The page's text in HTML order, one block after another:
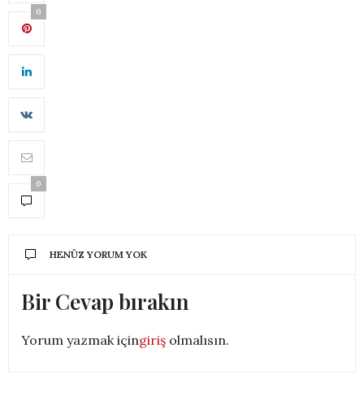
0
0
HENÜZ YORUM YOK
Bir Cevap bırakın
Yorum yazmak içingiriş olmalısın.